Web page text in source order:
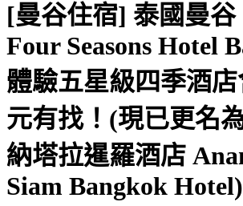
[曼谷住宿] 泰國曼谷
Four Seasons Hotel
體驗五星級四季酒
元有找！(現已更名
納塔拉暹羅酒店
Siam Bangkok Hotel)